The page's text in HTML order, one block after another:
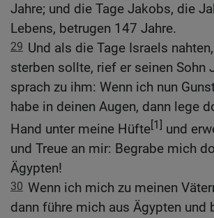
Jahre; und die Tage Jakobs, die
Lebens, betrugen 147 Jahre.
29 Und als die Tage Israels
sterben sollte, rief er seinen Sohn
sprach zu ihm: Wenn ich nun
habe in deinen Augen, dann lege
Hand unter meine Hüfte[1] und
und Treue an mir: Begrabe mich
Ägypten!
30 Wenn ich mich zu meinen
dann führe mich aus Ägypten und